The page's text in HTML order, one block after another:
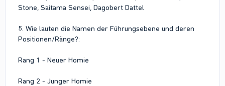
Stone, Saitama Sensei, Dagobert Dattel
5. Wie lauten die Namen der Führungsebene und deren
Positionen/Ränge?:
Rang 1 - Neuer Homie
Rang 2 - Junger Homie